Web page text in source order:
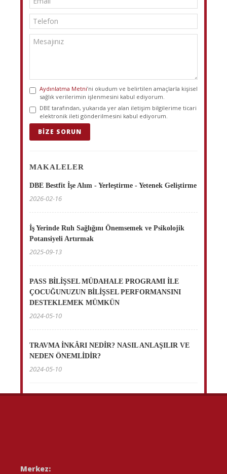
Aydınlatma Metni’ni okudum ve belirtilen amaçlarla kişisel
sağlık verilerimin işlenmesini kabul ediyorum.
DBE tarafından, yukarıda yer alan iletişim bilgilerime ticari
elektronik ileti gönderilmesini kabul ediyorum.
BIZE SORUN
MAKALELER
DBE Bestfit İşe Alım - Yerleştirme - Yetenek Geliştirme
2026-02-16
İş Yerinde Ruh Sağlığını Önemsemek ve Psikolojik
Potansiyeli Artırmak
2025-09-13
PASS BİLİŞSEL MÜDAHALE PROGRAMI İLE
ÇOCUĞUNUZUN BİLİŞSEL PERFORMANSINI
DESTEKLEMEK MÜMKÜN
2024-05-10
TRAVMA İNKÂRI NEDİR? NASIL ANLAŞILIR VE
NEDEN ÖNEMLİDİR?
2024-05-10
Merkez: